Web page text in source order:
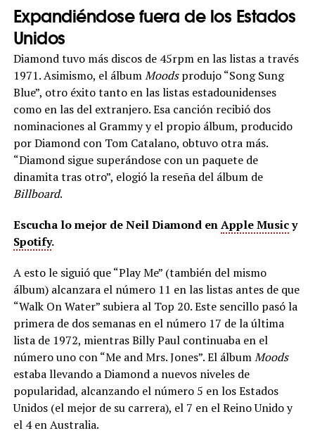
Expandiéndose fuera de los Estados
Unidos
Diamond tuvo más discos de 45rpm en las listas a través
1971. Asimismo, el álbumMoodsprodujo “Song Sung
Blue”, otro éxito tanto en las listas estadounidenses
como en las del extranjero. Esa canción recibió dos
nominaciones al Grammy y el propio álbum, producido
por Diamond con Tom Catalano, obtuvo otra más.
“Diamond sigue superándose con un paquete de
dinamita tras otro”, elogió la reseña del álbum de
Billboard.
Escucha lo mejor de Neil Diamond enApple Musicy
Spotify.
A esto le siguió que “Play Me” (también del mismo
álbum) alcanzara el número 11 en las listas antes de que
“Walk On Water” subiera al Top 20. Este sencillo pasó la
primera de dos semanas en el número 17 de la última
lista de 1972, mientras Billy Paul continuaba en el
número uno con “Me and Mrs. Jones”. El álbumMoods
estaba llevando a Diamond a nuevos niveles de
popularidad, alcanzando el número 5 en los Estados
Unidos (el mejor de su carrera), el 7 en el Reino Unido y
el 4 en Australia.